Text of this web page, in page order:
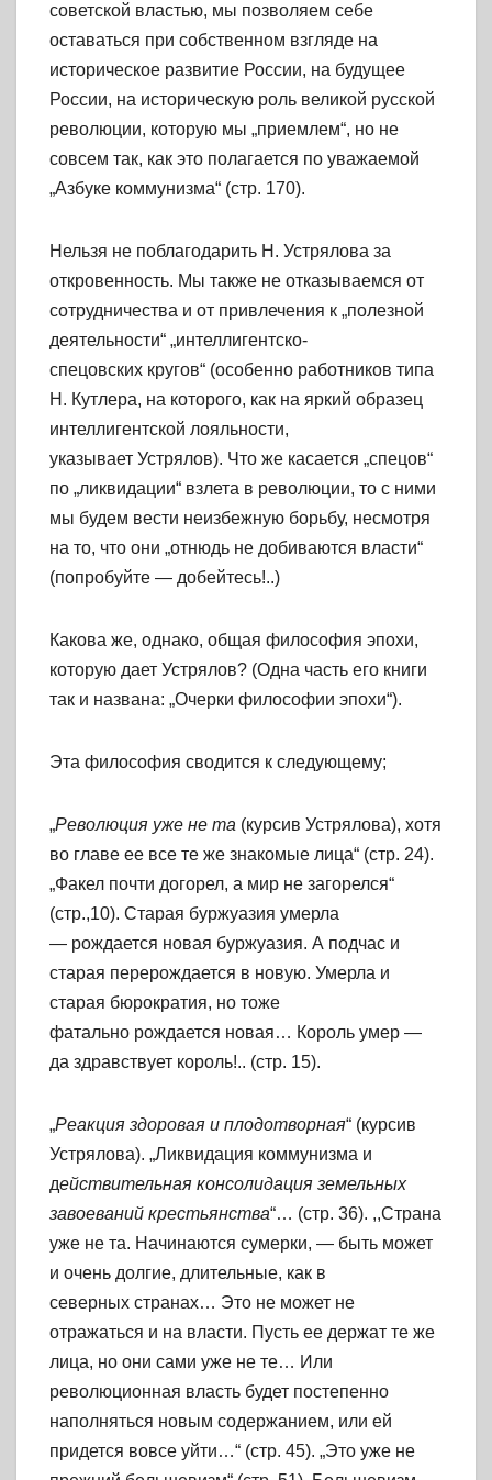
советской властью, мы позволяем себе
оставаться при собственном взгляде на
историческое развитие России, на будущее
России, на историческую роль великой русской
революции, которую мы „приемлем“, но не
совсем так, как это полагается по уважаемой
„Азбуке коммунизма“ (стр. 170).
Нельзя не поблагодарить Н. Устрялова за
откровенность. Мы также не отказываемся от
сотрудничества и от привлечения к „полезной
деятельности“ „интеллигентско-
спецовских кругов“ (особенно работников типа
Н. Кутлера, на которого, как на яркий образец
интеллигентской лояльности,
указывает Устрялов). Что же касается „спецов“
по „ликвидации“ взлета в революции, то с ними
мы будем вести неизбежную борьбу, несмотря
на то, что они „отнюдь не добиваются власти“
(попробуйте — добейтесь!..)
Какова же, однако, общая философия эпохи,
которую дает Устрялов? (Одна часть его книги
так и названа: „Очерки философии эпохи“).
Эта философия сводится к следующему;
„Революция уже не та (курсив Устрялова), хотя
во главе ее все те же знакомые лица“ (стр. 24).
„Факел почти догорел, а мир не загорелся“
(стр.,10). Старая буржуазия умерла
— рождается новая буржуазия. А подчас и
старая перерождается в новую. Умерла и
старая бюрократия, но тоже
фатально рождается новая… Король умер —
да здравствует король!.. (стр. 15).
„Реакция здоровая и плодотворная“ (курсив
Устрялова). „Ликвидация коммунизма и
действительная консолидация земельных
завоеваний крестьянства“… (стр. 36). ,,Страна
уже не та. Начинаются сумерки, — быть может
и очень долгие, длительные, как в
северных странах… Это не может не
отражаться и на власти. Пусть ее держат те же
лица, но они сами уже не те… Или
революционная власть будет постепенно
наполняться новым содержанием, или ей
придется вовсе уйти…“ (стр. 45). „Это уже не